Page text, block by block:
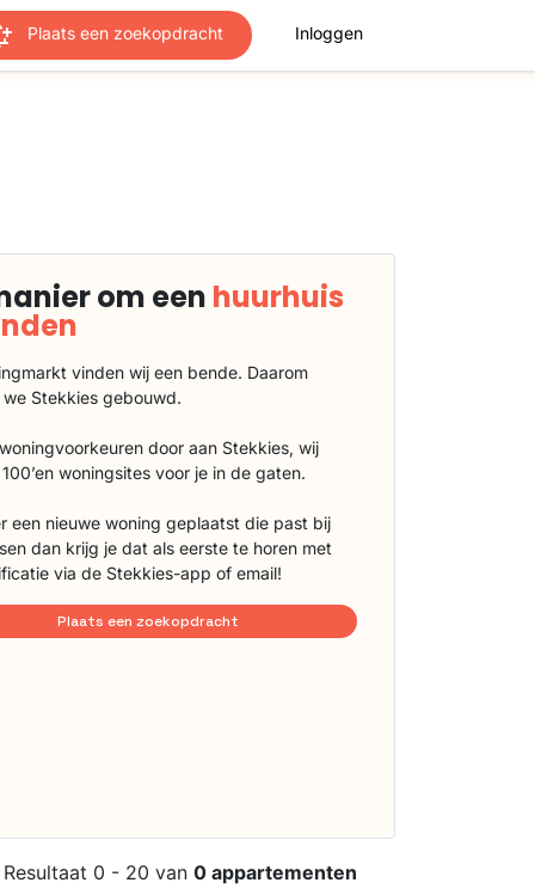
Plaats een zoekopdracht Inloggen
om een huurhuis
vinden wij een bende. Daarom
Stekkies gebouwd.
door aan Stekkies, wij
woningsites voor je in de gaten.
een nieuwe woning geplaatst die past bij
dan krijg je dat als eerste te horen met
via de Stekkies-app of email!
Plaats een zoekopdracht
Resultaat 0 - 20 van 0 appartementen